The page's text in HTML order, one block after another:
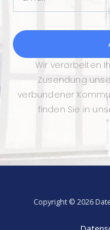
Wir verarbeiten
Zusendung
verbundener
finden Sie in
Copyright © 2026